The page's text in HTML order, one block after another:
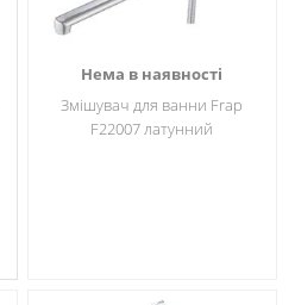
Нема в наявності
Змішувач для ванни Frap
F22007 латунний